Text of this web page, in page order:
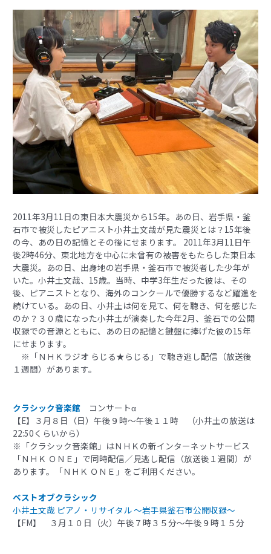
2011年3月11日の東日本大震災から15年。あの日、岩手県・釜
石市で被災したピアニスト小井土文哉が見た震災とは？15年後
の今、あの日の記憶とその後にせまります。 2011年3月11日午
後2時46分、東北地方を中心に未曾有の被害をもたらした東日本
大震災。あの日、出身地の岩手県・釜石市で被災者した少年が
いた。小井土文哉、15歳。当時、中学3年生だった彼は、その
後、ピアニストとなり、海外のコンクールで優勝するなど躍進を
続けている。あの日、小井土は何を見て、何を聴き、何を感じた
のか？３０歳になった小井土が演奏した今年2月、釜石での公開
収録での音源とともに、あの日の記憶と鍵盤に捧げた彼の15年
にせまります。
※「ＮＨＫラジオ らじる★らじる」で聴き逃し配信（放送後
１週間）があります。
クラシック音楽館 コンサートα
【E】３月８日（日）午後９時〜午後１１時 （小井土の放送は
22:50くらいから）
※「クラシック音楽館」はＮＨＫの新インターネットサービス
「ＮＨＫ ＯＮＥ」で同時配信／見逃し配信（放送後１週間）が
あります。「ＮＨＫ ＯＮＥ」をご利用ください。
ベストオブクラシック
小井土文哉 ピアノ・リサイタル 〜岩手県釜石市公開収録〜
【FM】 ３月１０日（火）午後７時３５分～午後９時１５分